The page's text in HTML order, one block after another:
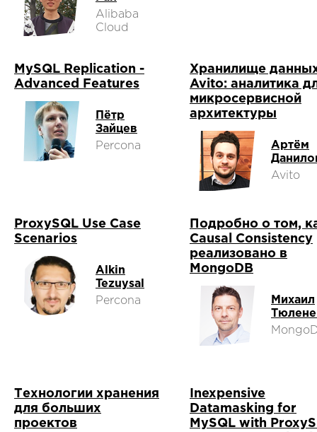
Alibaba
Cloud
MySQL Replication -
Advanced Features
Пётр
Зайцев
Percona
Хранилище
Avito: аналитика
микросервисной
архитектуры
Артём
Avito
ProxySQL Use Case
Scenarios
Alkin
Tezuysal
Percona
Подробно о том,
Causal Consistency
реализовано в
MongoDB
Михаил
Технологии хранения
для больших
проектов
Inexpensive
Datamasking for
MySQL with